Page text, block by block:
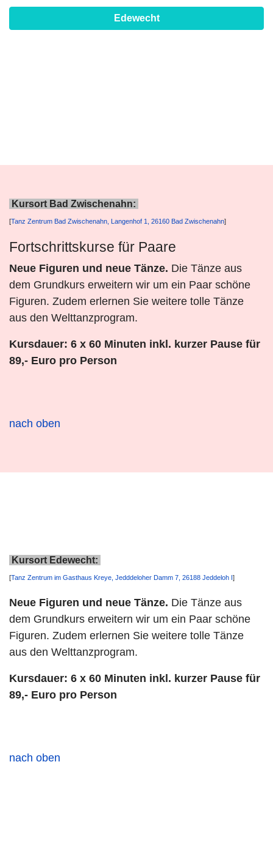
Edewecht
Kursort Bad Zwischenahn:
[Tanz Zentrum Bad Zwischenahn, Langenhof 1, 26160 Bad Zwischenahn]
Fortschrittskurse für Paare
Neue Figuren und neue Tänze. Die Tänze aus
dem Grundkurs erweitern wir um ein Paar schöne
Figuren. Zudem erlernen Sie weitere tolle Tänze
aus den Welttanzprogram.
Kursdauer: 6 x 60 Minuten inkl. kurzer Pause für
89,- Euro pro Person
nach oben
Kursort Edewecht:
[Tanz Zentrum im Gasthaus Kreye, Jedddeloher Damm 7, 26188 Jeddeloh I]
Neue Figuren und neue Tänze. Die Tänze aus
dem Grundkurs erweitern wir um ein Paar schöne
Figuren. Zudem erlernen Sie weitere tolle Tänze
aus den Welttanzprogram.
Kursdauer: 6 x 60 Minuten inkl. kurzer Pause für
89,- Euro pro Person
nach oben